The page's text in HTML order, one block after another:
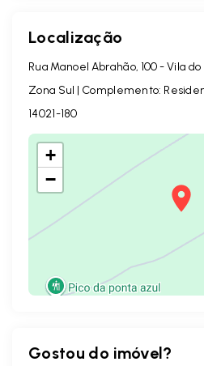
Localização
Rua Manoel Abrahão, 100 - Vila
Zona Sul | Complemento:
14021-180
+
−
Gostou do imóvel?